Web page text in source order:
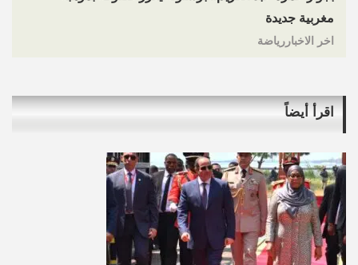
مغربية جديدة
اخر الاخباررياضة
اقرأ أيضاً